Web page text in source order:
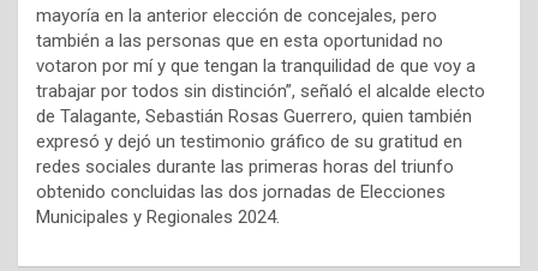
mayoría en la anterior elección de concejales, pero
también a las personas que en esta oportunidad no
votaron por mí y que tengan la tranquilidad de que voy a
trabajar por todos sin distinción”, señaló el alcalde electo
de Talagante, Sebastián Rosas Guerrero, quien también
expresó y dejó un testimonio gráfico de su gratitud en
redes sociales durante las primeras horas del triunfo
obtenido concluidas las dos jornadas de Elecciones
Municipales y Regionales 2024.